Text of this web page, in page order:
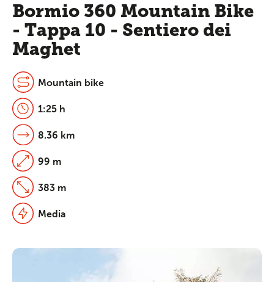
Bormio 360 Mountain Bike
- Tappa 10 - Sentiero dei
Maghet
Mountain bike
1:25 h
8.36 km
99 m
383 m
Media